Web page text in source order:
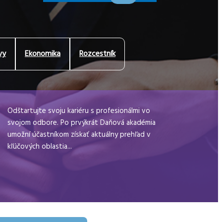
Ekonomika Rozcestník
Odštartujte svoju kariéru s profesionálmi vo
svojom odbore. Po prvýkrát Daňová akadémia
umožní účastníkom získať aktuálny prehľad v
kľúčových oblastia...